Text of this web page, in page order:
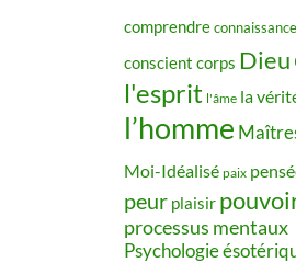
comprendreconnaissance
conscient corps Dieu
l'esprit l'âme la
l’homme
Moi-Idéalisé paix
peur plaisir
processus mentaux
Psychologie